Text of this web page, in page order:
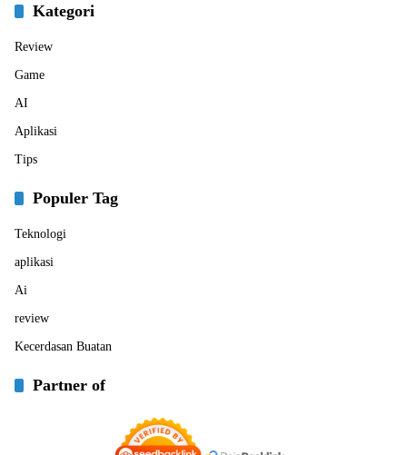
Kategori
Review
Game
AI
Aplikasi
Tips
Populer Tag
Teknologi
aplikasi
Ai
review
Kecerdasan Buatan
Partner of